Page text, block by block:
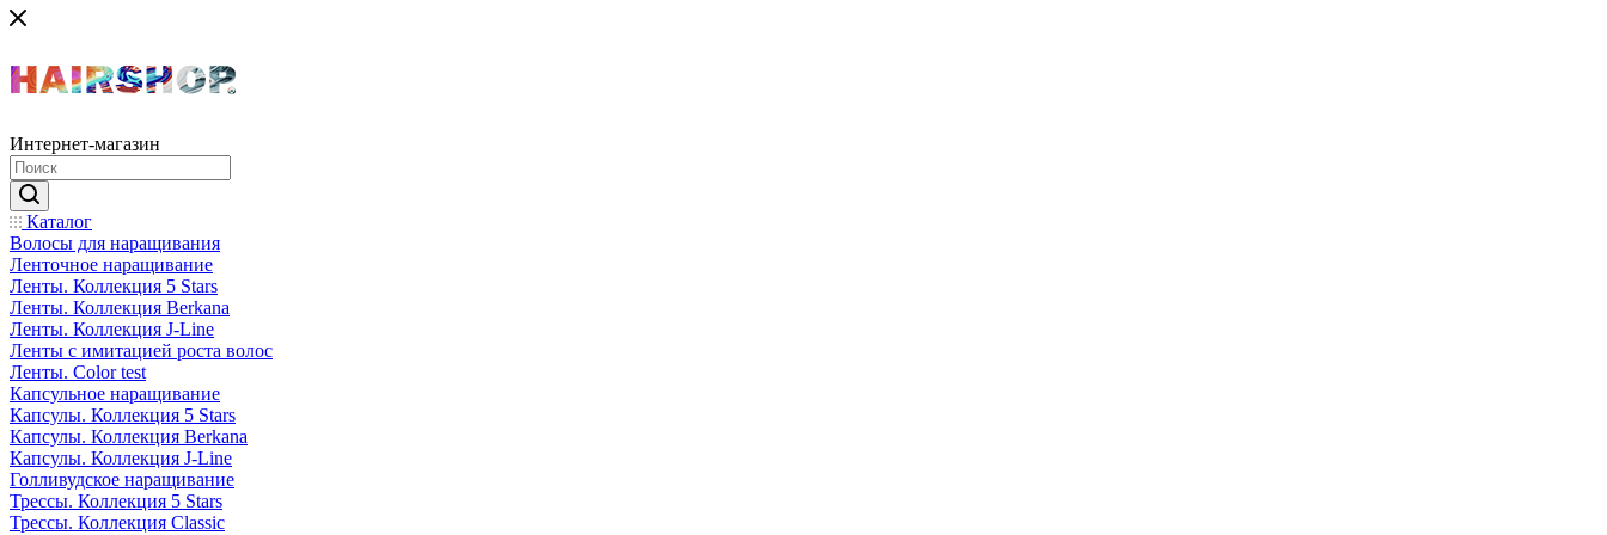
Интернет-магазин
Каталог
Волосы для наращивания
Ленточное наращивание
Ленты. Коллекция 5 Stars
Ленты. Коллекция Berkana
Ленты. Коллекция J-Line
Ленты с имитацией роста волос
Ленты. Color test
Капсульное наращивание
Капсулы. Коллекция 5 Stars
Капсулы. Коллекция Berkana
Капсулы. Коллекция J-Line
Голливудское наращивание
Трессы. Коллекция 5 Stars
Трессы. Коллекция Classic